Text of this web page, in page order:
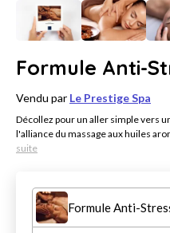
Formule Anti-
Vendu par Le Prestige Spa
Décollez pour un aller simple vers
l'alliance du massage aux huiles
suite
Formule Anti-